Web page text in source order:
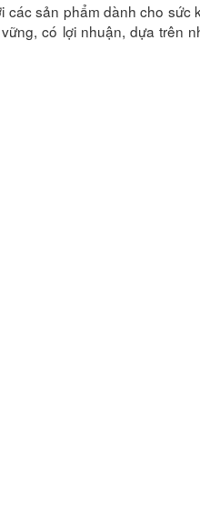
các sản phẩm dành cho sức
có lợi nhuận, dựa trên